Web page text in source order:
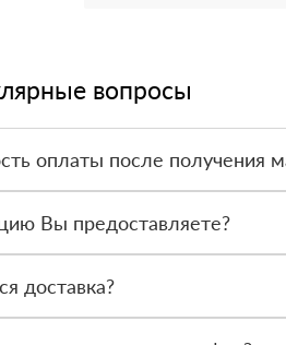
вопросы
оплаты после получения
Вы предоставляете?
доставка?